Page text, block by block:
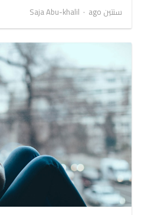
سنتين ago
Author
Saja Abu-khalil